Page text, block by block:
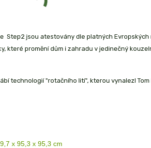
Step2 jsou atestovány dle platných Evropských
které promění dům i zahradu v jedinečný
technologií "rotačního lití", kterou vynalezl
x 95,3 x 95,3 cm